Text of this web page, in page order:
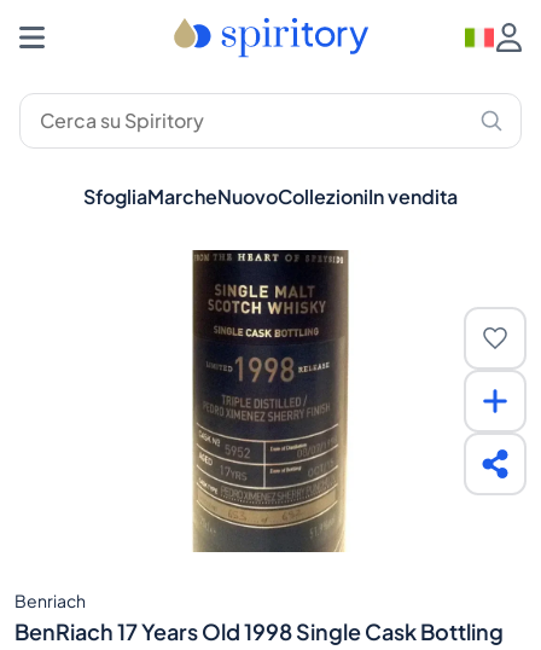
SfogliaMarcheNuovoCollezioniIn vendita
Benriach
BenRiach 17 Years Old 1998 Single Cask Bottling